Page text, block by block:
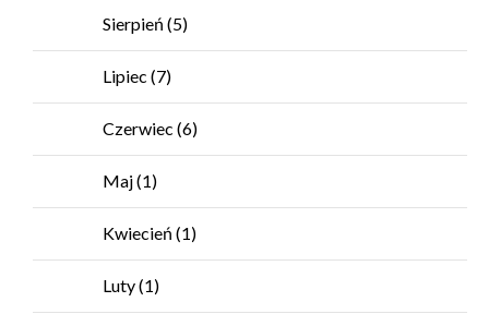
Sierpień (5)
Lipiec (7)
Czerwiec (6)
Maj(1)
Kwiecień (1)
Luty(1)